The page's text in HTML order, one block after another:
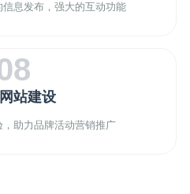
息发布，强大的互动功能
站建设
助力品牌活动营销推广